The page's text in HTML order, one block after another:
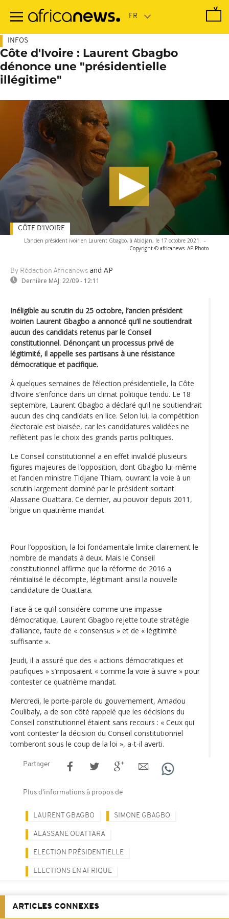
contenu
INFOS
Côte d'Ivoire : Laurent Gbagbo
dénonce une "présidentielle
illégitime"
L'ancien président ivoirien Laurent Gbagbo, à Abidjan, le 17 octobre 2021. -
Copyright © africanews AP Photo
By Rédaction Africanews and AP
Dernière MAJ: 22/09 - 12:11
CÔTE D'IVOIRE
Inéligible au scrutin du 25 octobre, l’ancien président
ivoirien Laurent Gbagbo a annoncé qu’il ne soutiendrait
aucun des candidats retenus par le Conseil
constitutionnel. Dénonçant un processus privé de
légitimité, il appelle ses partisans à une résistance
démocratique et pacifique.
À quelques semaines de l’élection présidentielle, la Côte
d’Ivoire s’enfonce dans un climat politique tendu. Le 18
septembre, Laurent Gbagbo a déclaré qu’il ne soutiendrait
aucun des cinq candidats en lice. Selon lui, la compétition
électorale est biaisée, car les candidatures validées ne
reflètent pas le choix des grands partis politiques.
Le Conseil constitutionnel a en effet invalidé plusieurs
figures majeures de l’opposition, dont Gbagbo lui-même
et l’ancien ministre Tidjane Thiam, ouvrant la voie à un
scrutin largement dominé par le président sortant
Alassane Ouattara. Ce dernier, au pouvoir depuis 2011,
brigue un quatrième mandat.
Pour l’opposition, la loi fondamentale limite clairement le
nombre de mandats à deux. Mais le Conseil
constitutionnel affirme que la réforme de 2016 a
réinitialisé le décompte, légitimant ainsi la nouvelle
candidature de Ouattara.
Face à ce qu’il considère comme une impasse
démocratique, Laurent Gbagbo rejette toute stratégie
d’alliance, faute de « consensus » et de « légitimité
suffisante ».
Jeudi, il a assuré que des « actions démocratiques et
pacifiques » s’imposaient « comme la voie à suivre » pour
contester ce quatrième mandat.
Mercredi, le porte-parole du gouvernement, Amadou
Coulibaly, a de son côté rappelé que les décisions du
Conseil constitutionnel étaient sans recours : « Ceux qui
vont contester la décision du Conseil constitutionnel
tomberont sous le coup de la loi », a-t-il averti.
Partager
Plus d'informations à propos de
LAURENT GBAGBO SIMONE GBAGBO
ALASSANE OUATTARA
ELECTION PRÉSIDENTIELLE
ELECTIONS EN AFRIQUE
ARTICLES CONNEXES